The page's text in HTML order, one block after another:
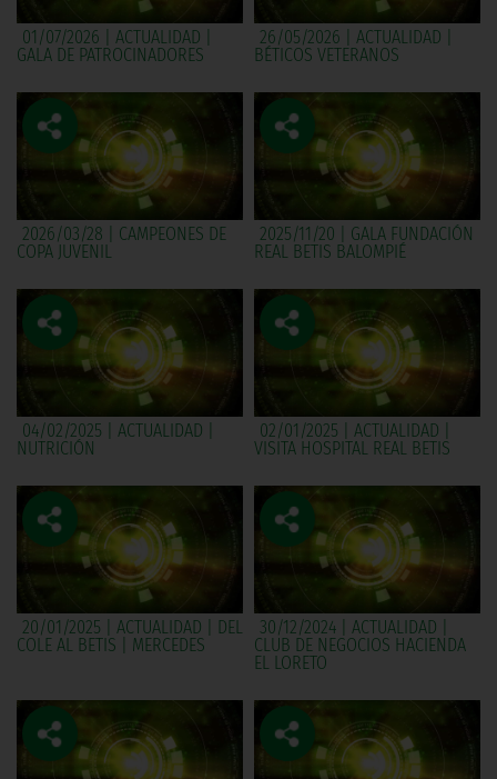
01/07/2026 | ACTUALIDAD |
GALA DE PATROCINADORES
26/05/2026 | ACTUALIDAD |
BÉTICOS VETERANOS
2026/03/28 | CAMPEONES DE
COPA JUVENIL
2025/11/20 | GALA FUNDACIÓN
REAL BETIS BALOMPIÉ
04/02/2025 | ACTUALIDAD |
NUTRICIÓN
02/01/2025 | ACTUALIDAD |
VISITA HOSPITAL REAL BETIS
20/01/2025 | ACTUALIDAD | DEL
COLE AL BETIS | MERCEDES
30/12/2024 | ACTUALIDAD |
CLUB DE NEGOCIOS HACIENDA
EL LORETO